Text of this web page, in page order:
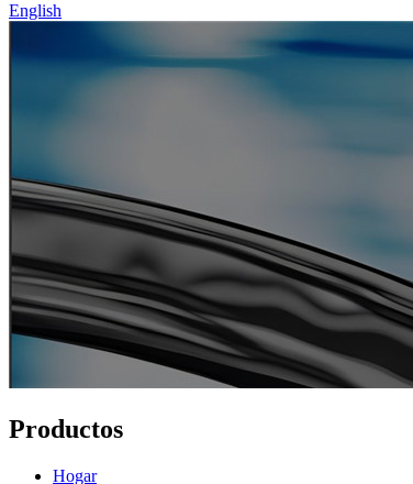
English
Productos
Hogar